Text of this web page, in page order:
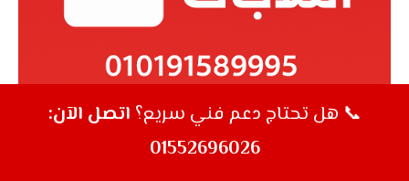
📞 هل تحتاج دعم فني سريع؟ اتصل الآن:
01552696026
الجهاز، عطل في حساس الباب، خلل في لوحة
الاستعانة بفني متخصص لتحديد سبب الرسالة
بدقة.